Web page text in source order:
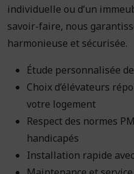
individuelle ou d’un
savoir-faire, nous
harmonieuse et sécurisée.
Étude personnalisée
Choix d’élévateurs
votre logement
Respect des normes
handicapés
Installation rapide